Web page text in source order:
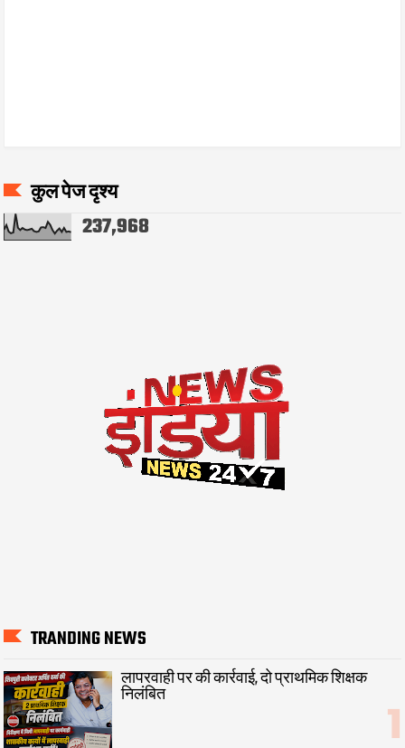
कुल पेज दृश्य
237,968
TRANDING NEWS
लापरवाही पर की कार्रवाई, दो प्राथमिक शिक्षक
निलंबित